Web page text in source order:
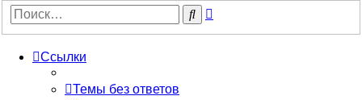
Поиск
Ссылки
Темы без ответов